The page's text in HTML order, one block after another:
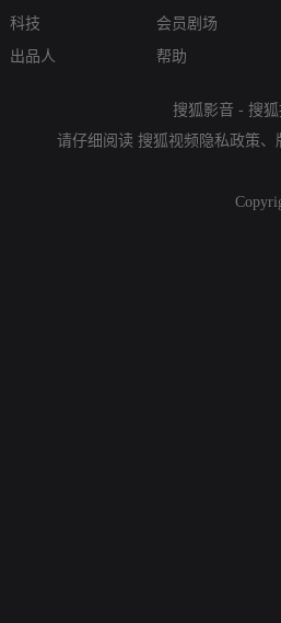
科技
出品人
会员剧场
帮助
搜狐影音 - 搜
请仔细阅读 搜狐视频隐私政策、